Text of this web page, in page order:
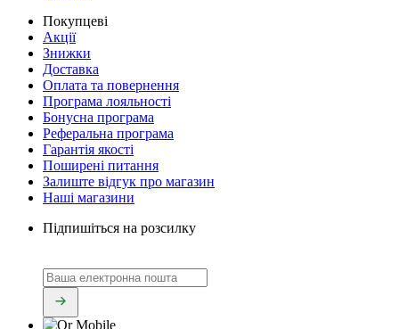
Покупцеві
Акції
Знижки
Доставка
Оплата та повернення
Програма лояльності
Бонусна програма
Реферальна програма
Гарантія якості
Поширені питання
Залиште відгук про магазин
Наші магазини
Підпишіться на розсилку